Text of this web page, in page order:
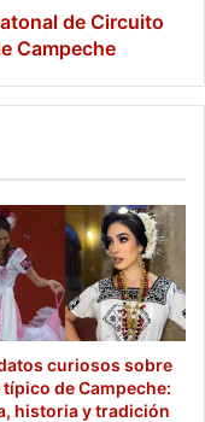
de Circuito
Campeche
curiosos sobre
de Campeche:
historia y tradición